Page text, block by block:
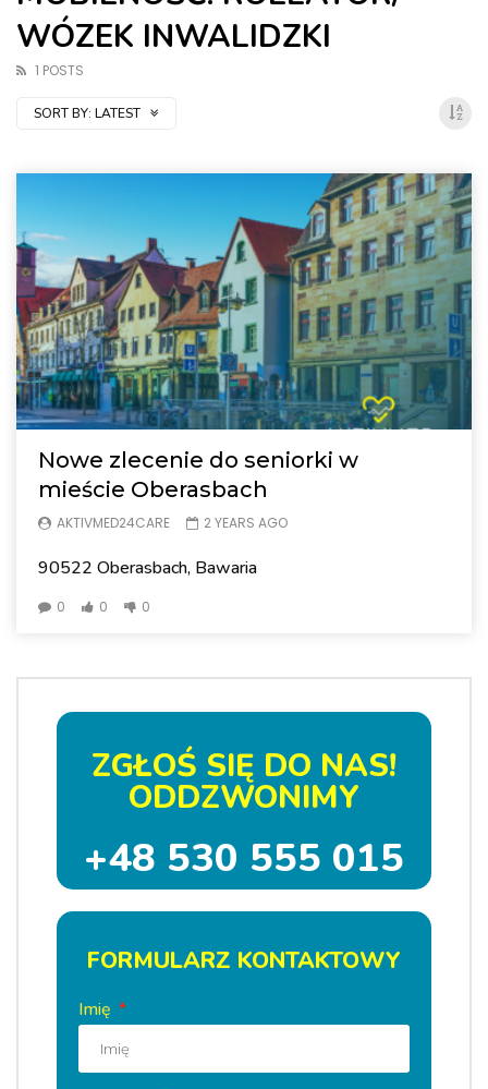
WÓZEK INWALIDZKI
1 POSTS
SORT BY: LATEST
Nowe zlecenie do seniorki w
mieście Oberasbach
AKTIVMED24CARE 2 YEARS AGO
90522 Oberasbach, Bawaria
0 0 0
ZGŁOŚ SIĘ DO NAS!
ODDZWONIMY
+48 530 555 015
FORMULARZ KONTAKTOWY
Imię